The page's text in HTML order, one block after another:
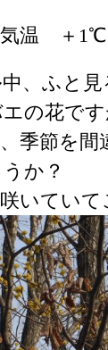
気温
、ふと
の花で
季節を
か？
いてい